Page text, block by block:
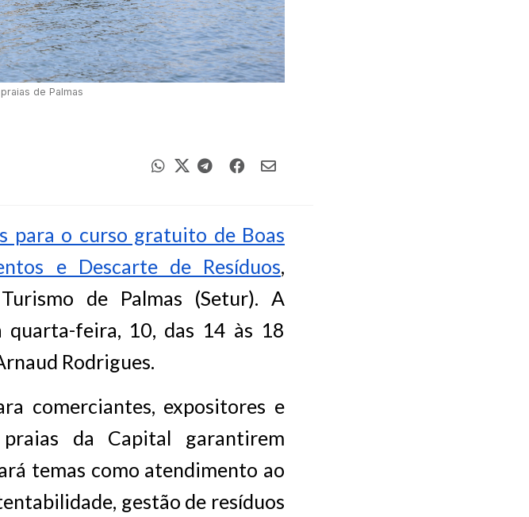
de Palmas
para o curso gratuito de Boas
e Descarte de Resíduos,
de Palmas (Setur). A
quarta-feira, 10, das 14 às 18
Rodrigues.
comerciantes, expositores e
da Capital garantirem
temas como atendimento ao
gestão de resíduos